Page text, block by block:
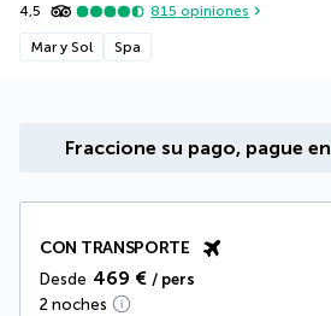
4,5 815 opiniones
Mar y Sol Spa
Fraccione su pago, pague en
CON TRANSPORTE
Desde 469 € / pers
2 noches